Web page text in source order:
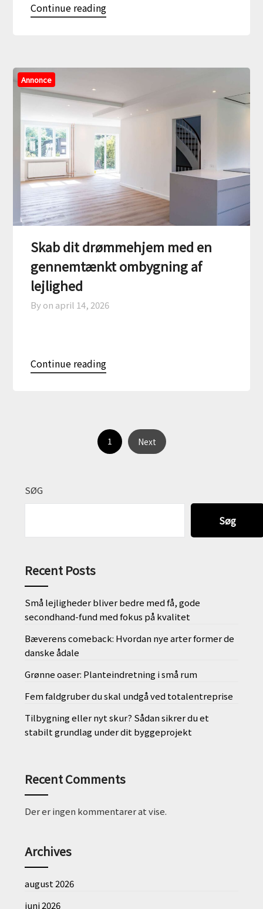
Continue reading
Annonce
Skab dit drømmehjem med en
gennemtænkt ombygning af
lejlighed
By on april 14, 2026
Continue reading
1 Next
SØG
Søg
Recent Posts
Små lejligheder bliver bedre med få, gode
secondhand-fund med fokus på kvalitet
Bæverens comeback: Hvordan nye arter former de
danske ådale
Grønne oaser: Planteindretning i små rum
Fem faldgruber du skal undgå ved totalentreprise
Tilbygning eller nyt skur? Sådan sikrer du et
stabilt grundlag under dit byggeprojekt
Recent Comments
Der er ingen kommentarer at vise.
Archives
august 2026
juni 2026